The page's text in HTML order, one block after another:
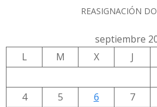
REASIGNACIÓN
septiembre
L
M X J
4
5 6 7